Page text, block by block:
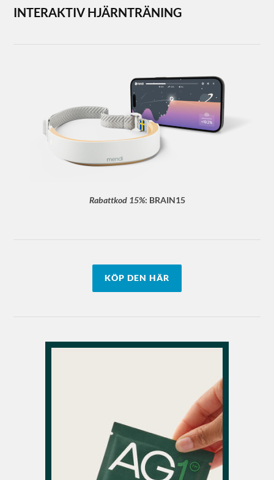
INTERAKTIV HJÄRNTRÄNING
Rabattkod 15%: BRAIN15
KÖP DEN HÄR